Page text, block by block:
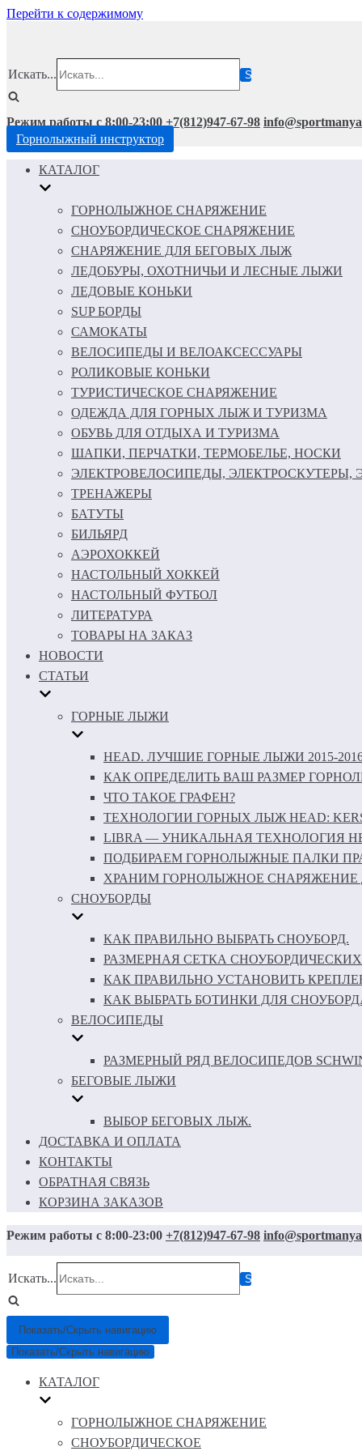
Перейти к содержимому
Искать...
Режим работы с 8:00-23:00 +7(812)947-67-98
Горнолыжный инструктор
КАТАЛОГ
ГОРНОЛЫЖНОЕ СНАРЯЖЕНИЕ
СНОУБОРДИЧЕСКОЕ СНАРЯЖЕНИЕ
СНАРЯЖЕНИЕ ДЛЯ БЕГОВЫХ ЛЫЖ
ЛЕДОБУРЫ, ОХОТНИЧЬИ И ЛЕСНЫЕ ЛЫЖИ
ЛЕДОВЫЕ КОНЬКИ
SUP БОРДЫ
САМОКАТЫ
ВЕЛОСИПЕДЫ И ВЕЛОАКСЕССУАРЫ
РОЛИКОВЫЕ КОНЬКИ
ТУРИСТИЧЕСКОЕ СНАРЯЖЕНИЕ
ОДЕЖДА ДЛЯ ГОРНЫХ ЛЫЖ И ТУРИЗМА
ОБУВЬ ДЛЯ ОТДЫХА И ТУРИЗМА
ШАПКИ, ПЕРЧАТКИ, ТЕРМОБЕЛЬЕ, НОСКИ
ЭЛЕКТРОВЕЛОСИПЕДЫ, ЭЛЕКТРОСКУТЕРЫ,
ТРЕНАЖЕРЫ
БАТУТЫ
БИЛЬЯРД
АЭРОХОККЕЙ
НАСТОЛЬНЫЙ ХОККЕЙ
НАСТОЛЬНЫЙ ФУТБОЛ
ЛИТЕРАТУРА
ТОВАРЫ НА ЗАКАЗ
НОВОСТИ
СТАТЬИ
ГОРНЫЕ ЛЫЖИ
HEAD. ЛУЧШИЕ ГОРНЫЕ ЛЫЖИ 2015-
КАК ОПРЕДЕЛИТЬ ВАШ РАЗМЕР
ЧТО ТАКОЕ ГРАФЕН?
ТЕХНОЛОГИИ ГОРНЫХ ЛЫЖ HEAD: KERS
LIBRA — УНИКАЛЬНАЯ ТЕХНОЛОГИЯ
ПОДБИРАЕМ ГОРНОЛЫЖНЫЕ ПАЛКИ
ХРАНИМ ГОРНОЛЫЖНОЕ
СНОУБОРДЫ
КАК ПРАВИЛЬНО ВЫБРАТЬ СНОУБОРД.
РАЗМЕРНАЯ СЕТКА
КАК ПРАВИЛЬНО УСТАНОВИТЬ
КАК ВЫБРАТЬ БОТИНКИ ДЛЯ
ВЕЛОСИПЕДЫ
РАЗМЕРНЫЙ РЯД ВЕЛОСИПЕДОВ
БЕГОВЫЕ ЛЫЖИ
ВЫБОР БЕГОВЫХ ЛЫЖ.
ДОСТАВКА И ОПЛАТА
КОНТАКТЫ
ОБРАТНАЯ СВЯЗЬ
КОРЗИНА ЗАКАЗОВ
Режим работы с 8:00-23:00 +7(812)947-67-98
Искать...
Показать/Скрыть навигацию
Показать/Скрыть навигацию
КАТАЛОГ
ГОРНОЛЫЖНОЕ СНАРЯЖЕНИЕ
СНОУБОРДИЧЕСКОЕ